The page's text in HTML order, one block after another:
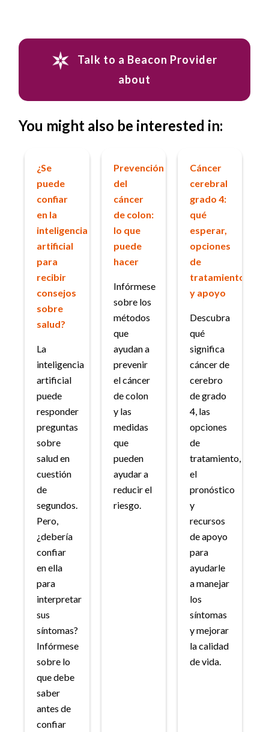
Talk to a Beacon Provider
about
You might also be interested in:
¿Se
puede
confiar
en la
inteligencia
artificial
para
recibir
consejos
sobre
salud?
La
inteligencia
artificial
puede
responder
preguntas
sobre
salud en
cuestión
de
segundos.
Pero,
¿debería
confiar
en ella
para
interpretar
sus
síntomas?
Infórmese
sobre lo
que debe
saber
antes de
confiar
Prevención
del
cáncer
de colon:
lo que
puede
hacer
Infórmese
sobre los
métodos
que
ayudan a
prevenir
el cáncer
de colon
y las
medidas
que
pueden
ayudar a
reducir el
riesgo.
Cáncer
cerebral
grado 4:
qué
esperar,
opciones
de
tratamiento
y apoyo
Descubra
qué
significa
cáncer de
cerebro
de grado
4, las
opciones
de
tratamiento,
el
pronóstico
y
recursos
de apoyo
para
ayudarle
a manejar
los
síntomas
y mejorar
la calidad
de vida.